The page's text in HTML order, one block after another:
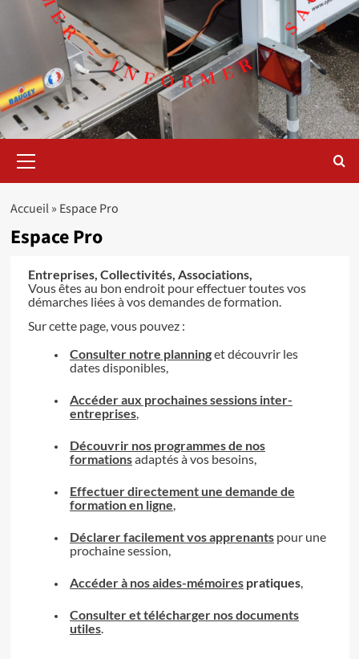
principal
Accueil» Espace Pro
Espace Pro
Entreprises, Collectivités, Associations,
Vous êtes au bon endroit pour effectuer toutes vos
démarches liées à vos demandes de formation.
Sur cette page, vous pouvez :
Consulter notre planninget découvrir les
dates disponibles,
Accéder aux prochaines sessions inter-
entreprises,
Découvrir nos programmes de nos
formationsadaptés à vos besoins,
Effectuer directement une demande de
formation en ligne,
Déclarer facilement vos apprenants pour une
prochaine session,
Accéder à nos aides-mémoires pratiques,
Consulter et télécharger nos documents
utiles.